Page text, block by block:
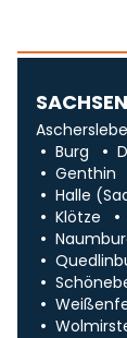
Burg
Genthin
Halle
Klötze